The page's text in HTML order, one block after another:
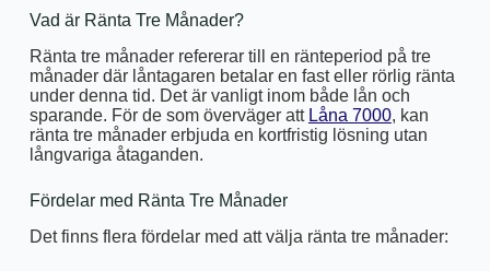
Vad är Ränta Tre Månader?
Ränta tre månader refererar till en ränteperiod på tre
månader där låntagaren betalar en fast eller rörlig ränta
under denna tid. Det är vanligt inom både lån och
sparande. För de som överväger att Låna 7000, kan
ränta tre månader erbjuda en kortfristig lösning utan
långvariga åtaganden.
Fördelar med Ränta Tre Månader
Det finns flera fördelar med att välja ränta tre månader: